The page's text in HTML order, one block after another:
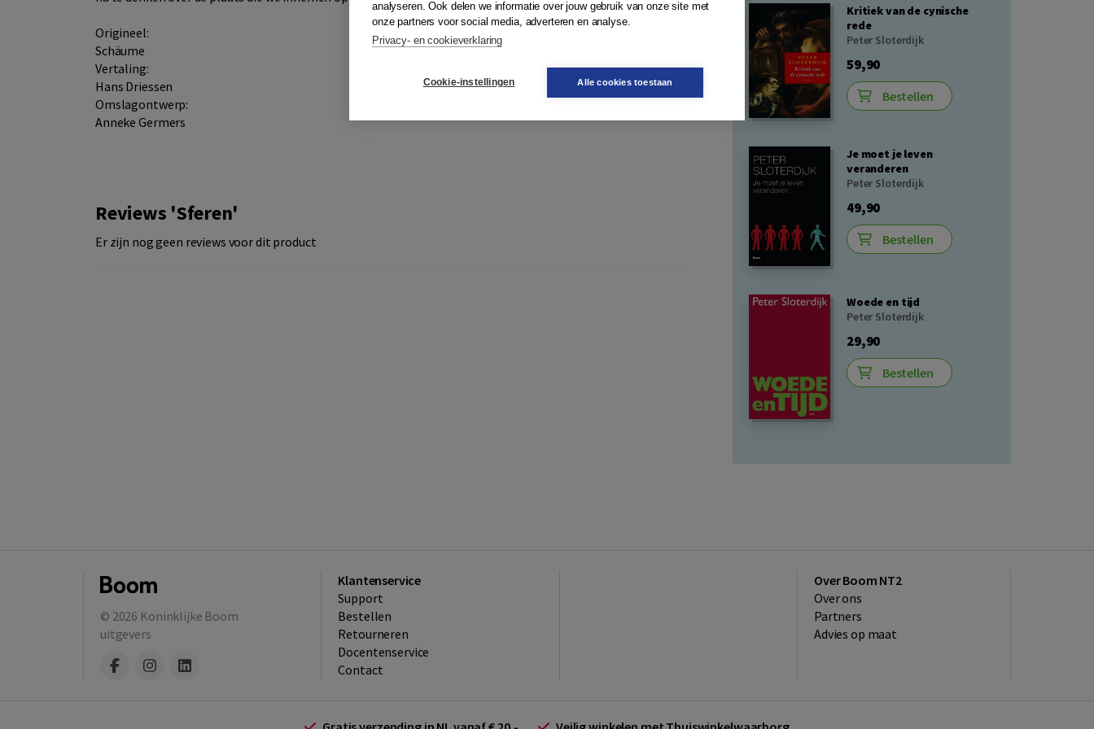
Origineel:
Schäume
Vertaling:
Hans Driessen
Omslagontwerp:
Anneke Germers
Reviews 'Sferen'
Er zijn nog geen reviews voor dit product
Kritiek van de cynische
rede
Peter Sloterdijk
59,90
Bestellen
Je moet je leven
veranderen
Peter Sloterdijk
49,90
Bestellen
Woede en tijd
Peter Sloterdijk
29,90
Bestellen
© 2026 Koninklijke Boom
uitgevers
Klantenservice
Support
Bestellen
​Retourneren
Docentenservice
Contact
Over Boom NT2
Over ons
Partners
Advies op maat
analyseren. Ook delen we informatie over jouw gebruik van onze site met
onze partners voor social media, adverteren en analyse.
Privacy- en cookieverklaring
Cookie-instellingen Alle cookies toestaan